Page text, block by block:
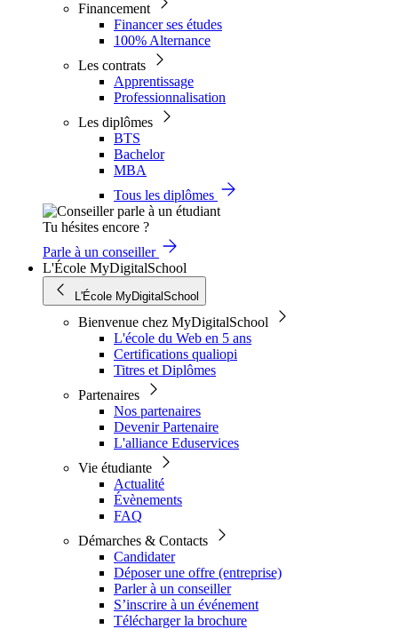
Financement
Financer ses études
100% Alternance
Les contrats
Apprentissage
Professionnalisation
Les diplômes
BTS
Bachelor
MBA
Tous les diplômes
Tu hésites encore ?
Parle à un conseiller
L'École MyDigitalSchool
L'École MyDigitalSchool
Bienvenue chez MyDigitalSchool
L'école du Web en 5 ans
Certifications qualiopi
Titres et Diplômes
Partenaires
Nos partenaires
Devenir Partenaire
L'alliance Eduservices
Vie étudiante
Actualité
Évènements
FAQ
Démarches & Contacts
Candidater
Déposer une offre (entreprise)
Parler à un conseiller
S’inscrire à un événement
Télécharger la brochure